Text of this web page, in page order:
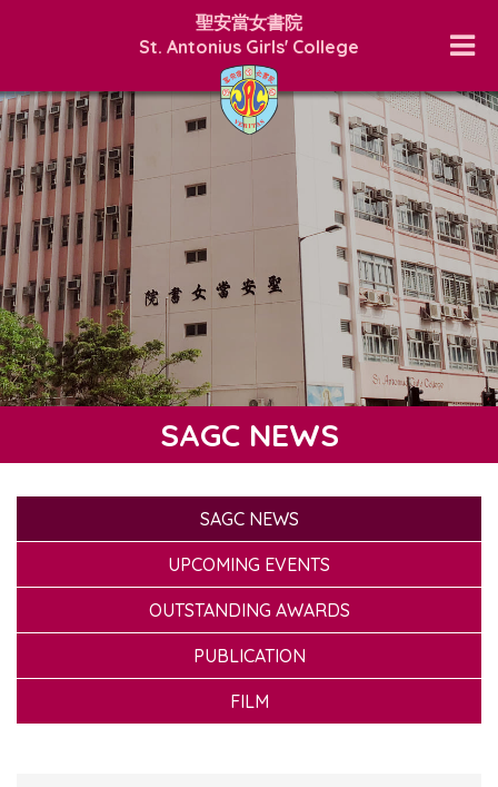
聖安當女書院
St. Antonius Girls' College
SAGC NEWS
SAGC NEWS
UPCOMING EVENTS
OUTSTANDING AWARDS
PUBLICATION
FILM